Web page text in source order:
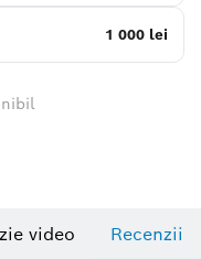
1 000 lei
video Recenzii